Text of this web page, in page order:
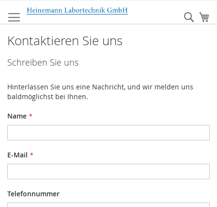
Inhalt
springen
Kontaktieren Sie uns
Schreiben Sie uns
Hinterlassen Sie uns eine Nachricht, und wir melden uns
baldmöglichst bei Ihnen.
Name
E-Mail
Telefonnummer